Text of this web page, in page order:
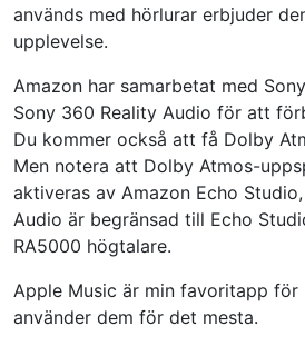
används med hörlurar erbjuder
upplevelse.
Amazon har samarbetat med
Sony 360 Reality Audio för att
Du kommer också att få Dolby
Men notera att Dolby Atmos-
aktiveras av Amazon Echo
Audio är begränsad till Echo
RA5000 högtalare.
Apple Music är min favoritapp för
använder dem för det mesta.